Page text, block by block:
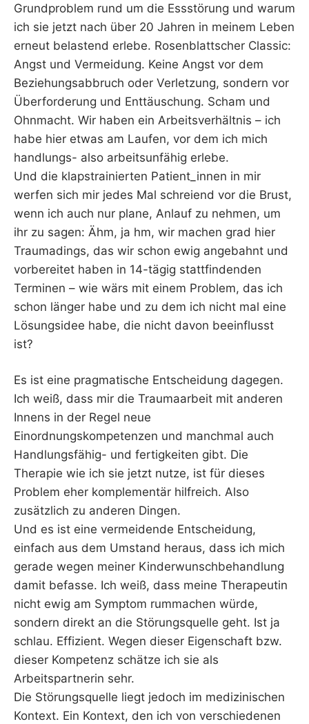
Grundproblem rund um die Essstörung und warum
ich sie jetzt nach über 20 Jahren in meinem Leben
erneut belastend erlebe. Rosenblattscher Classic:
Angst und Vermeidung. Keine Angst vor dem
Beziehungsabbruch oder Verletzung, sondern vor
Überforderung und Enttäuschung. Scham und
Ohnmacht. Wir haben ein Arbeitsverhältnis – ich
habe hier etwas am Laufen, vor dem ich mich
handlungs- also arbeitsunfähig erlebe.
Und die klapstrainierten Patient_innen in mir
werfen sich mir jedes Mal schreiend vor die Brust,
wenn ich auch nur plane, Anlauf zu nehmen, um
ihr zu sagen: Ähm, ja hm, wir machen grad hier
Traumadings, das wir schon ewig angebahnt und
vorbereitet haben in 14-tägig stattfindenden
Terminen – wie wärs mit einem Problem, das ich
schon länger habe und zu dem ich nicht mal eine
Lösungsidee habe, die nicht davon beeinflusst
ist?
Es ist eine pragmatische Entscheidung dagegen.
Ich weiß, dass mir die Traumaarbeit mit anderen
Innens in der Regel neue
Einordnungskompetenzen und manchmal auch
Handlungsfähig- und fertigkeiten gibt. Die
Therapie wie ich sie jetzt nutze, ist für dieses
Problem eher komplementär hilfreich. Also
zusätzlich zu anderen Dingen.
Und es ist eine vermeidende Entscheidung,
einfach aus dem Umstand heraus, dass ich mich
gerade wegen meiner Kinderwunschbehandlung
damit befasse. Ich weiß, dass meine Therapeutin
nicht ewig am Symptom rummachen würde,
sondern direkt an die Störungsquelle geht. Ist ja
schlau. Effizient. Wegen dieser Eigenschaft bzw.
dieser Kompetenz schätze ich sie als
Arbeitspartnerin sehr.
Die Störungsquelle liegt jedoch im medizinischen
Kontext. Ein Kontext, den ich von verschiedenen